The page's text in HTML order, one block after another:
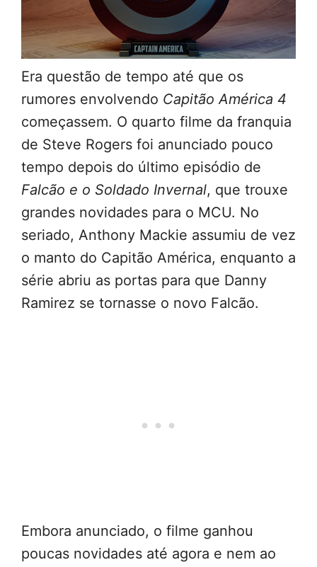
Era questão de tempo até que os
rumores envolvendo Capitão América 4
começassem. O quarto filme da franquia
de Steve Rogers foi anunciado pouco
tempo depois do último episódio de
Falcão e o Soldado Invernal, que trouxe
grandes novidades para o MCU. No
seriado, Anthony Mackie assumiu de vez
o manto do Capitão América, enquanto a
série abriu as portas para que Danny
Ramirez se tornasse o novo Falcão.
Embora anunciado, o filme ganhou
poucas novidades até agora e nem ao